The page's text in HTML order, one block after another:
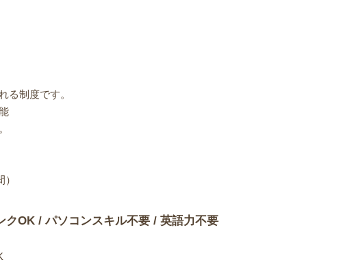
る制度です。
クOK / パソコンスキル不要 / 英語力不要